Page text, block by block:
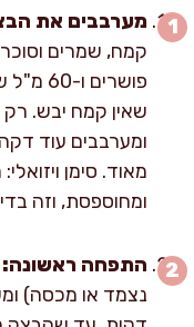
מערבבים את
ומערבבים עוד
מאוד. סימן
ומחוספסת, וזה
התפחה ראשונה: